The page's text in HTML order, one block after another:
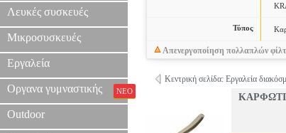
Λευκές συσκευές
Μικροσυσκευές
Εργαλεία
Οργανα γυμναστικής ΝΕΟ
Outdoor
Τύπος
Απενεργοποίηση πολλαπλών
Κεντρική σελίδα: Εργαλεία